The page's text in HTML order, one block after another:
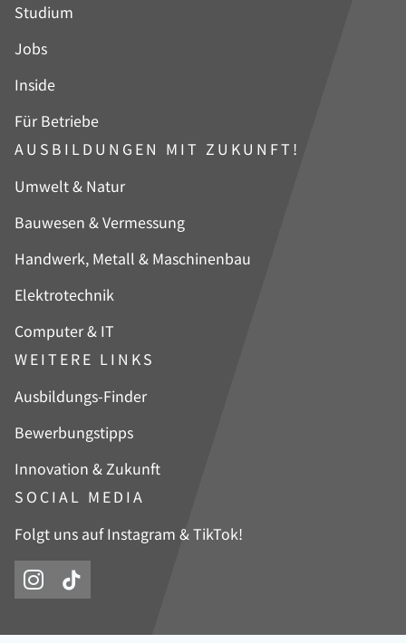
Studium
Jobs
Inside
Für Betriebe
AUSBILDUNGEN MIT ZUKUNFT!
Navigation
Umwelt & Natur
Bauwesen & Vermessung
Handwerk, Metall & Maschinenbau
Elektrotechnik
Computer & IT
WEITERE LINKS
Navigation
Ausbildungs-Finder
Bewerbungstipps
Innovation & Zukunft
SOCIAL MEDIA
Folgt uns auf Instagram & TikTok!